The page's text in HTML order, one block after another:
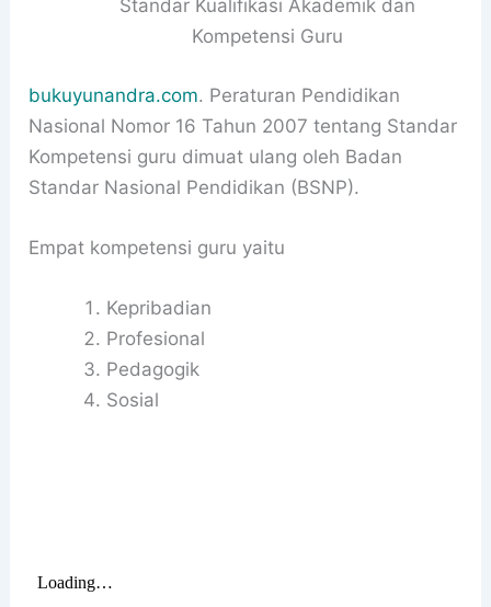
Standar Kualifikasi Akademik dan
Kompetensi Guru
bukuyunandra.com. Peraturan Pendidikan
Nasional Nomor 16 Tahun 2007 tentang Standar
Kompetensi guru dimuat ulang oleh Badan
Standar Nasional Pendidikan (BSNP).
Empat kompetensi guru yaitu
Kepribadian
Profesional
Pedagogik
Sosial